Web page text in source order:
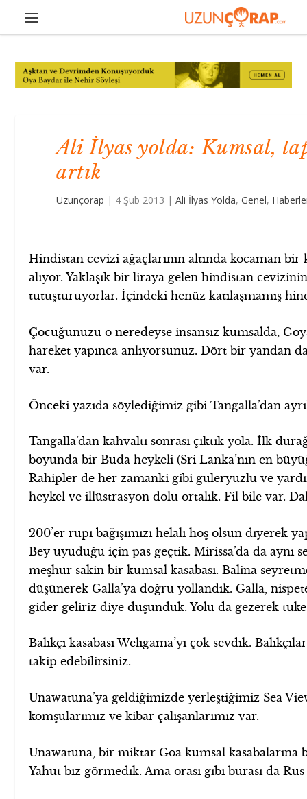
Ali İlyas yolda: Kumsal,
artık
Uzunçorap | 4 Şub 2013 |Ali İlyas Yolda,Genel,
Hindistan cevizi ağaçlarının altında kocaman
alıyor. Yaklaşık bir liraya gelen hindistan
tutuşturuyorlar. İçindeki henüz katılaşmamış
Çocuğunuzu o neredeyse insansız kumsalda,
hareket yapınca anlıyorsunuz. Dört bir yandan
var.
Önceki yazıda söylediğimiz gibi Tangalla’dan
Tangalla’dan kahvaltı sonrası çıktık yola. İlk
boyunda bir Buda heykeli (Sri Lanka’nın en
Rahipler de her zamanki gibi güleryüzlü ve
heykel ve illüstrasyon dolu ortalık. Fil bile var.
200’er rupi bağışımızı helalı hoş olsun diyerek
Bey uyuduğu için pas geçtik. Mirissa’da da
meşhur sakin bir kumsal kasabası. Balina
düşünerek Galla’ya doğru yollandık. Galla,
gider geliriz diye düşündük. Yolu da gezerek
Balıkçı kasabası Weligama’yı çok sevdik.
takip edebilirsiniz.
Unawatuna’ya geldiğimizde yerleştiğimiz Sea
komşularımız ve kibar çalışanlarımız var.
Unawatuna, bir miktar Goa kumsal
Yahut biz görmedik. Ama orası gibi burası da